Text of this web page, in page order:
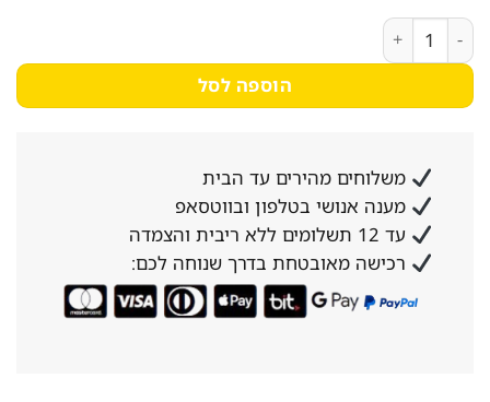
כמות של מכונת פופקורן תעשיתית אדומה 560/417/760 מ"מ
הוספה לסל
משלוחים מהירים עד הבית
מענה אנושי בטלפון ובווטסאפ
עד 12 תשלומים ללא ריבית והצמדה
רכישה מאובטחת בדרך שנוחה לכם: